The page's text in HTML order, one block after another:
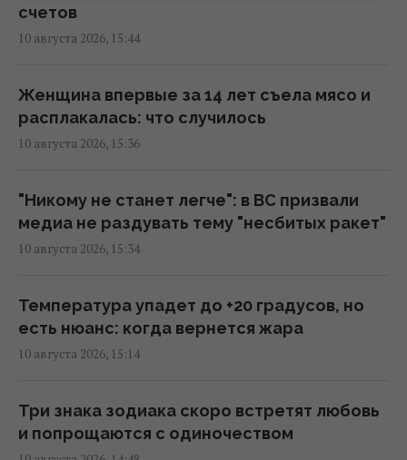
15:40 понедельник, 10 августа 2026
шахты без денег на ежедневную работу, -
депутат
15:33 понедельник, 10 августа 2026
Россия хочет остановить сухопутный
агроэкспорт из Украины вслед за морским,
– ISW
ИИ решит, чем сбивать дроны и ракеты: как
будет работать "Купол Микеланджело", –
В Антарктиде нашли более 45 тысяч
счетов
10 августа 2026, 15:44
Женщина впервые за 14 лет съела мясо и
расплакалась: что случилось
10 августа 2026, 15:36
"Никому не станет легче": в ВС призвали
медиа не раздувать тему "несбитых ракет"
10 августа 2026, 15:34
Температура упадет до +20 градусов, но
есть нюанс: когда вернется жара
10 августа 2026, 15:14
Три знака зодиака скоро встретят любовь
и попрощаются с одиночеством